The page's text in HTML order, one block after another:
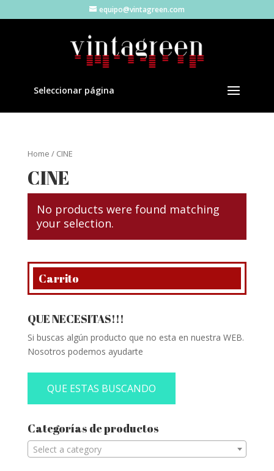
equipo@vintagreen.com
Seleccionar página
Home / CINE
CINE
No products were found matching
your selection.
Carrito
QUE NECESITAS!!!
Si buscas algún producto que no esta en nuestra WEB.
Nosotros podemos ayudarte
QUE ESTAS BUSCANDO
Categorías de productos
Select a category